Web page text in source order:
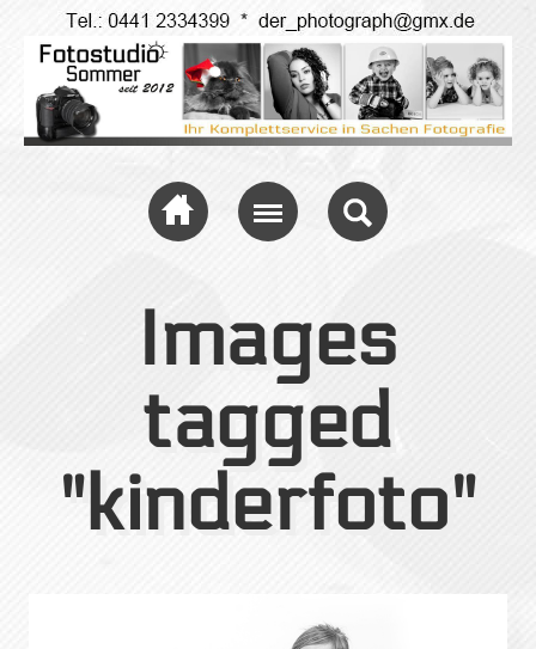
Fotostudio Sommer,
der Profi für
Bewerbungsfotos
Images
tagged
"kinderfoto"